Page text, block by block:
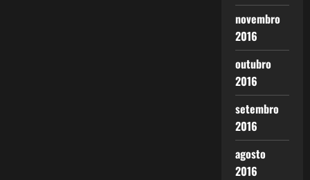
novembro
2016
outubro
2016
setembro
2016
agosto
2016